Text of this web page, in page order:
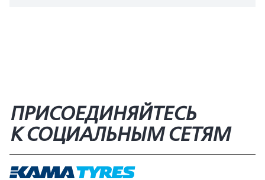
ПРИСОЕДИНЯЙТЕСЬ
К СОЦИАЛЬНЫМ СЕТЯМ